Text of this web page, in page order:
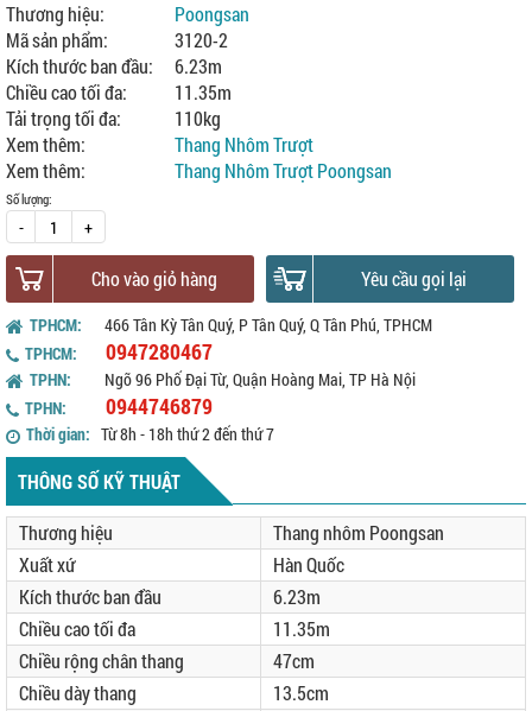
Thương hiệu:
Poongsan
Mã sản phẩm:
3120-2
Kích thước ban đầu:
6.23m
Chiều cao tối đa:
11.35m
Tải trọng tối đa:
110kg
Xem thêm:
Thang Nhôm Trượt
Xem thêm:
Thang Nhôm Trượt Poongsan
Số lượng:
- +
Cho vào giỏ hàng Yêu cầu gọi lại
TPHCM:
466 Tân Kỳ Tân Quý, P Tân Quý, Q Tân Phú, TPHCM
TPHCM:
0947280467
TPHN:
Ngõ 96 Phố Đại Từ, Quận Hoàng Mai, TP Hà Nội
TPHN:
0944746879
Thời gian: Từ 8h - 18h thứ 2 đến thứ 7
THÔNG SỐ KỸ THUẬT
Thương hiệu
Thang nhôm Poongsan
Xuất xứ
Hàn Quốc
Kích thước ban đầu
6.23m
Chiều cao tối đa
11.35m
Chiều rộng chân thang
47cm
Chiều dày thang
13.5cm